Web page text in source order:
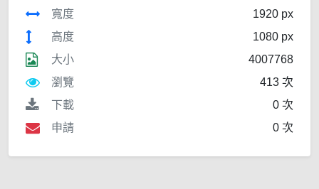
寬度
1920 px
高度
1080 px
大小
4007768
瀏覽
413 次
下載
0 次
申請
0 次